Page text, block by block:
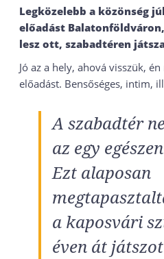
Legközelebb a közönség
előadást
lesz ott, szabadtéren
Jó az a hely, ahová visszük,
előadást. Bensőséges, intim,
A szabadtér
az egy
Ezt alaposan
a kaposvári
éven át